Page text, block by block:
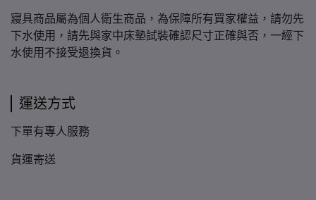
寢具商品屬為個人衛生商品，為保障所有買家權益，請勿先
下水使用，請先與家中床墊試裝確認尺寸正確與否，一經下
水使用不接受退換貨。
運送方式
下單有專人服務
貨運寄送